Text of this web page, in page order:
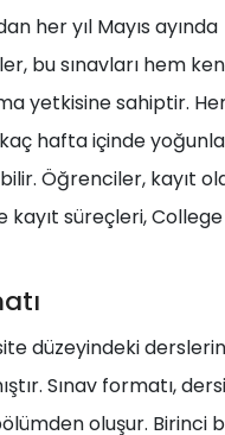
her yıl Mayıs ayında
bu sınavları hem
yetkisine sahiptir.
hafta içinde
Öğrenciler, kayıt
kayıt süreçleri,
düzeyindeki
Sınav formatı,
oluşur. Birinci